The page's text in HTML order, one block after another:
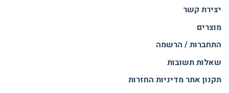
יצירת קשר
מוצרים
התחברות / הרשמה
שאלות תשובות
תקנון אתרמדיניות החזרות